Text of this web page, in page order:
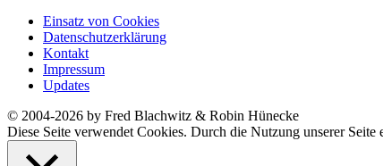
Einsatz von Cookies
Datenschutzerklärung
Kontakt
Impressum
Updates
© 2004-2026 by Fred Blachwitz & Robin Hünecke
Diese Seite verwendet Cookies. Durch die Nutzung unserer